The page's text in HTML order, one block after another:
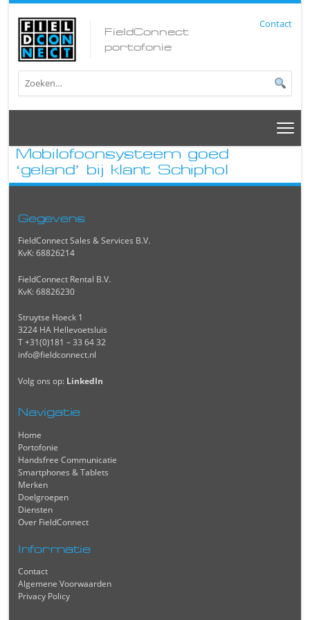
FieldConnect
portofonie
Contact
Mobilofoonsysteem goed
‘geland’ bij klant Schiphol
Gegevens
FieldConnect Sales & Services B.V.
KvK: 68826214
FieldConnect Rental B.V.
KvK: 68826230
Struytse Hoeck 1
3224 HA Hellevoetsluis
T +31(0)181 – 33 64 32
info@fieldconnect.nl
Volg ons op: LinkedIn
Navigatie
Home
Portofonie
Handsfree Communicatie
Smartphones & Tablets
Merken
Doelgroepen
Diensten
Over FieldConnect
Informatie
Contact
Algemene Voorwaarden
Privacy Policy